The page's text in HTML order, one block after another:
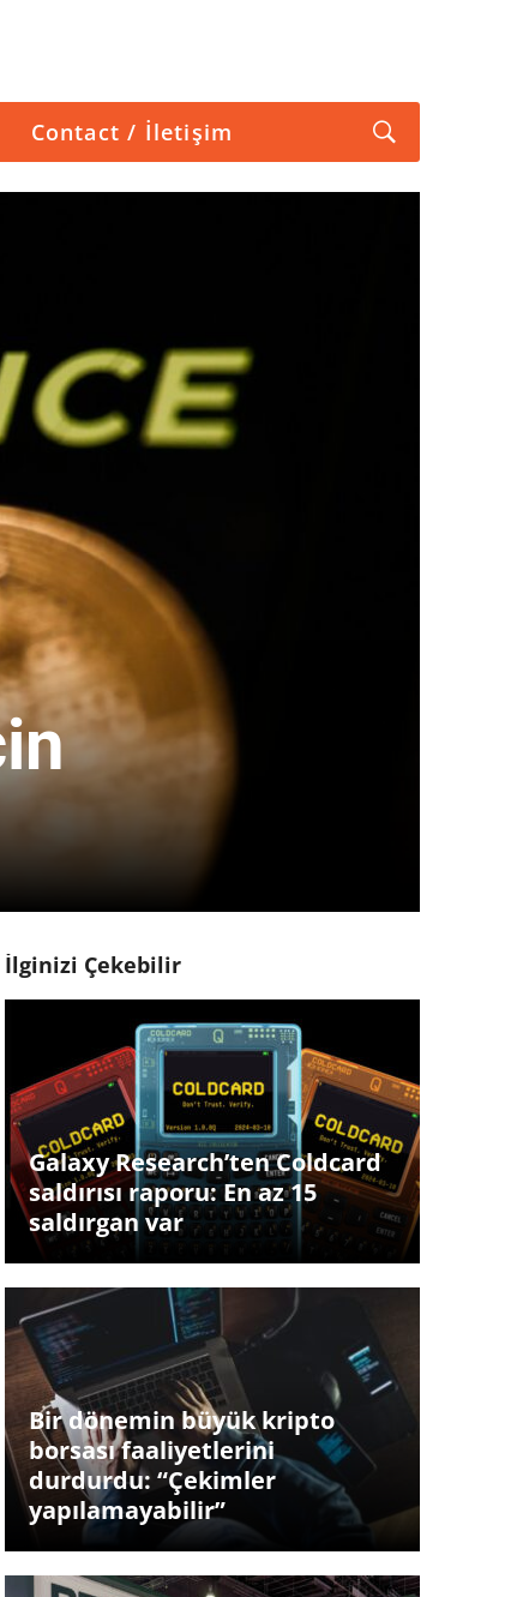
Contact / İletişim
İlginizi Çekebilir
Galaxy Research’ten Coldcard
saldırısı raporu: En az 15
saldırgan var
Bir dönemin büyük kripto
borsası faaliyetlerini
durdurdu: “Çekimler
yapılamayabilir”